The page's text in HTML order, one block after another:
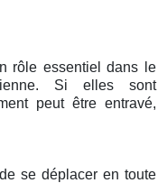
rôle essentiel dans le
Si elles sont
peut être entravé,
se déplacer en toute